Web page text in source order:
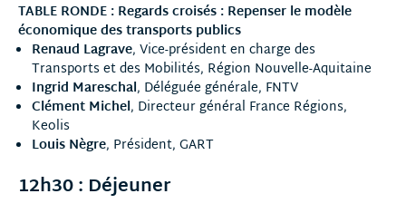
TABLE RONDE : Regards croisés : Repenser le modèle
économique des transports publics
Renaud Lagrave, Vice-président en charge des
Transports et des Mobilités, Région Nouvelle-Aquitaine
Ingrid Mareschal, Déléguée générale, FNTV
Clément Michel, Directeur général France Régions,
Keolis
Louis Nègre, Président, GART
12h30 : Déjeuner